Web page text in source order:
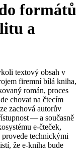
formátů
a
textový obsah v
firemní bílá kniha,
román, proces
chovat na čtecím
zachová autorův
— a současně
e‑čteček,
technickými
že e‑kniha bude